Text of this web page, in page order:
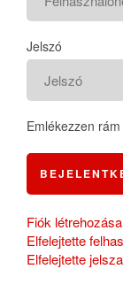
Jelszó
Emlékezzen rám
Fiók létrehozása
Elfelejtette
Elfelejtette